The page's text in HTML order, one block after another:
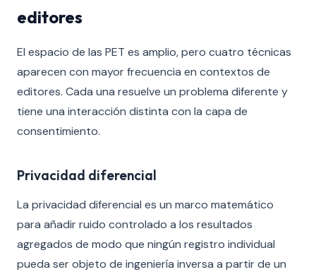
editores
El espacio de las PET es amplio, pero cuatro técnicas
aparecen con mayor frecuencia en contextos de
editores. Cada una resuelve un problema diferente y
tiene una interacción distinta con la capa de
consentimiento.
Privacidad diferencial
La privacidad diferencial es un marco matemático
para añadir ruido controlado a los resultados
agregados de modo que ningún registro individual
pueda ser objeto de ingeniería inversa a partir de un